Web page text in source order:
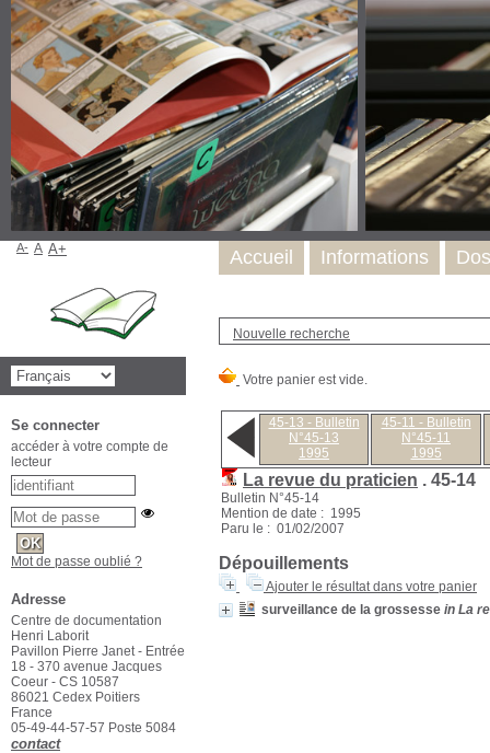
Nouvelle recherche
45-13 - Bulletin
N°45-13
1995
45-11 - Bulletin
N°45-11
1995
La revue du praticien . 45-14
Bulletin N°45-14
Mention de date : 1995
Paru le : 01/02/2007
Dépouillements
Ajouter le résultat dans votre panier
surveillance de la grossesse in La
Accueil Informations
A- A A+
Se connecter
accéder à votre compte de
lecteur
Mot de passe oublié ?
Adresse
Centre de documentation
Henri Laborit
Pavillon Pierre Janet - Entrée
18 - 370 avenue Jacques
Coeur - CS 10587
86021 Cedex Poitiers
France
05-49-44-57-57 Poste 5084
contact